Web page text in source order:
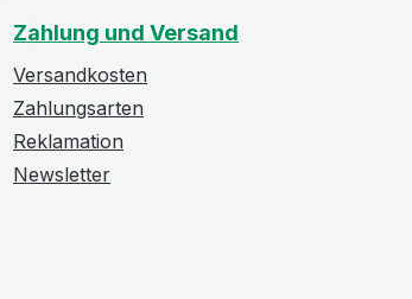
Zahlung und Versand
Versandkosten
Zahlungsarten
Reklamation
Newsletter